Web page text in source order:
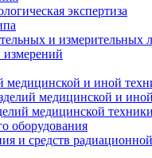
экспертиза
и измерительных
измерений
медицинской и иной
медицинской и
медицинской
оборудования
и средств